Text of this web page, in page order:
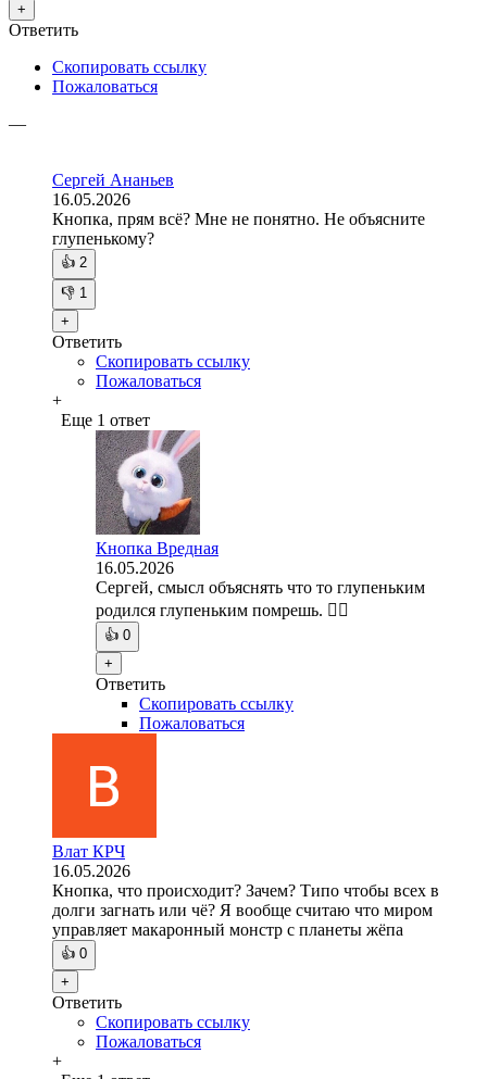
+
Ответить
Скопировать ссылку
Пожаловаться
—
Сергей Ананьев
16.05.2026
Кнопка, прям всё? Мне не понятно. Не объясните
глупенькому?
👍 2
👎 1
+
Ответить
Скопировать ссылку
Пожаловаться
+
Еще 1 ответ
Кнопка Вредная
16.05.2026
Сергей, смысл объяснять что то глупеньким
родился глупеньким помрешь. 🤷‍♀️
👍 0
+
Ответить
Скопировать ссылку
Пожаловаться
Влат КРЧ
16.05.2026
Кнопка, что происходит? Зачем? Типо чтобы всех в
долги загнать или чё? Я вообще считаю что миром
управляет макаронный монстр с планеты жёпа
👍 0
+
Ответить
Скопировать ссылку
Пожаловаться
+